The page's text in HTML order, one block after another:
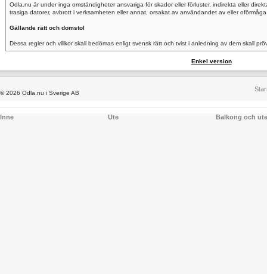
Odla.nu är under inga omständigheter ansvariga för skador eller förluster, indirekta eller
trasiga datorer, avbrott i verksamheten eller annat, orsakat av användandet av eller
Gällande rätt och domstol
Dessa regler och villkor skall bedömas enligt svensk rätt och tvist i anledning av dem skall
Enkel version
© 2026 Odla.nu i Sverige AB
Inne Ute Balkong och